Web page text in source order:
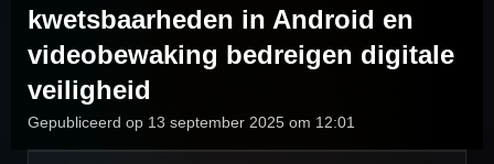
kwetsbaarheden in Android en
videobewaking bedreigen digitale
veiligheid
Gepubliceerd op 13 september 2025 om 12:01